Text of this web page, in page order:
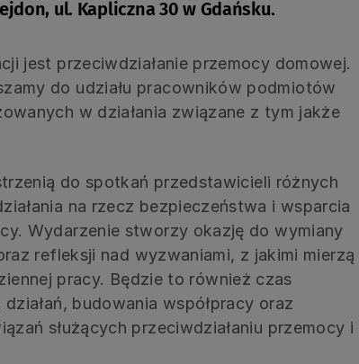
ul. Kapliczna 30 w Gdańsku.
jest przeciwdziałanie przemocy domowej.
do udziału pracowników podmiotów
w działania związane z tym jakże
do spotkań przedstawicieli różnych
na rzecz bezpieczeństwa i wsparcia
Wydarzenie stworzy okazję do wymiany
refleksji nad wyzwaniami, z jakimi mierzą
pracy. Będzie to również czas
budowania współpracy oraz
służących przeciwdziałaniu przemocy i